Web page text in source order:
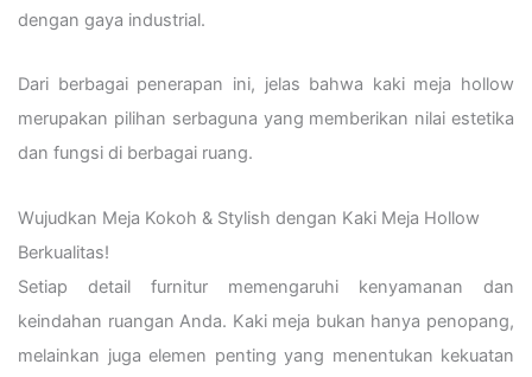
dengan gaya industrial.
Dari berbagai penerapan ini, jelas bahwa kaki meja hollow
merupakan pilihan serbaguna yang memberikan nilai estetika
dan fungsi di berbagai ruang.
Wujudkan Meja Kokoh & Stylish dengan Kaki Meja Hollow
Berkualitas!
Setiap detail furnitur memengaruhi kenyamanan dan
keindahan ruangan Anda. Kaki meja bukan hanya penopang,
melainkan juga elemen penting yang menentukan kekuatan